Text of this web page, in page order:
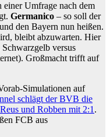
Umfrage nach dem
Germanico – so soll der
den Bayern nun heißen.
bleibt abzuwarten. Hier
versus
Großmacht trifft auf
Simulationen auf
schlägt der BVB die
und Robben mit 2:1.
FCB aus